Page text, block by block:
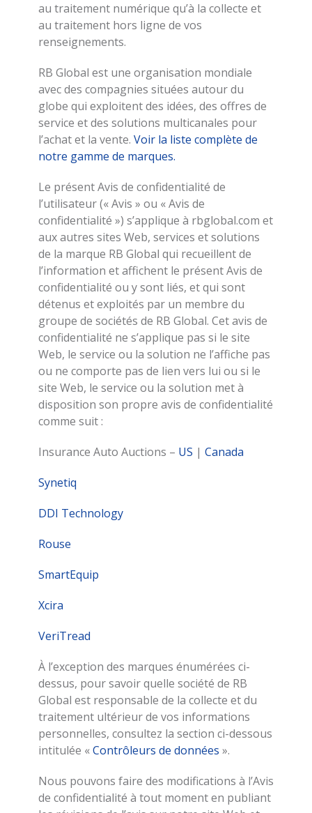
au traitement numérique qu’à la collecte et
au traitement hors ligne de vos
renseignements.
RB Global est une organisation mondiale
avec des compagnies situées autour du
globe qui exploitent des idées, des offres de
service et des solutions multicanales pour
l’achat et la vente. Voir la liste complète de
notre gamme de marques.
Le présent Avis de confidentialité de
l’utilisateur (« Avis » ou « Avis de
confidentialité ») s’applique à rbglobal.com et
aux autres sites Web, services et solutions
de la marque RB Global qui recueillent de
l’information et affichent le présent Avis de
confidentialité ou y sont liés, et qui sont
détenus et exploités par un membre du
groupe de sociétés de RB Global. Cet avis de
confidentialité ne s’applique pas si le site
Web, le service ou la solution ne l’affiche pas
ou ne comporte pas de lien vers lui ou si le
site Web, le service ou la solution met à
disposition son propre avis de confidentialité
comme suit :
Insurance Auto Auctions – US | Canada
Synetiq
DDI Technology
Rouse
SmartEquip
Xcira
VeriTread
À l’exception des marques énumérées ci-
dessus, pour savoir quelle société de RB
Global est responsable de la collecte et du
traitement ultérieur de vos informations
personnelles, consultez la section ci-dessous
intitulée «Contrôleurs de données ».
Nous pouvons faire des modifications à l’Avis
de confidentialité à tout moment en publiant